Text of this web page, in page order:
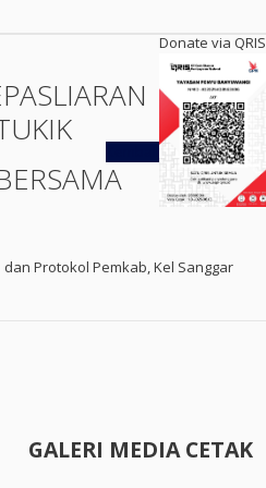
Donate via QRIS
Protokol Pemkab, Kel Sanggar
GALERI MEDIA CETAK